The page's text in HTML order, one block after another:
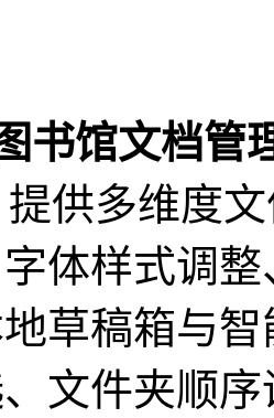
书馆文档管
提供多维度
体样式调
草稿箱与
文件夹顺